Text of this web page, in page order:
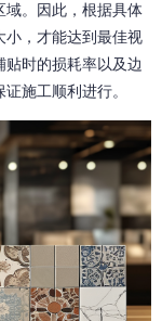
域。因此，根据具体
小，才能达到最佳视
时的损耗率以及边
施工顺利进行。